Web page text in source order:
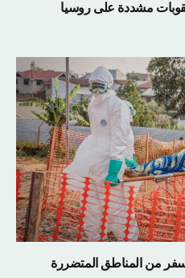
مشددة على روسيا
من المناطق المتضررة